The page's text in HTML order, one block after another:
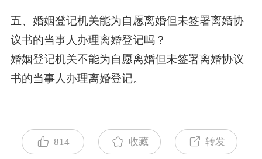
五、婚姻登记机关能为自愿离婚但未签署离婚协
议书的当事人办理离婚登记吗？
婚姻登记机关不能为自愿离婚但未签署离婚协议
书的当事人办理离婚登记。
814 收藏 转发